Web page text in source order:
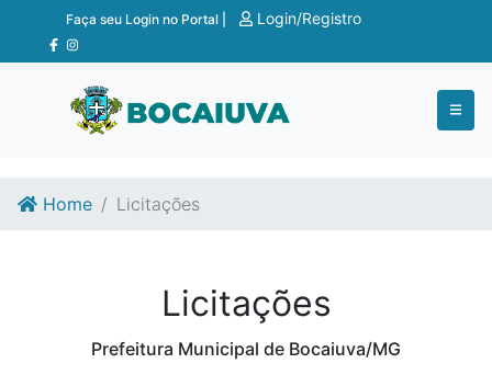
Ir para o conteúdo
Ir para o fim do conteúdo
Faça seu Login no Portal | Login/Registro
Home Licitações
Licitações
Prefeitura Municipal de Bocaiuva/MG